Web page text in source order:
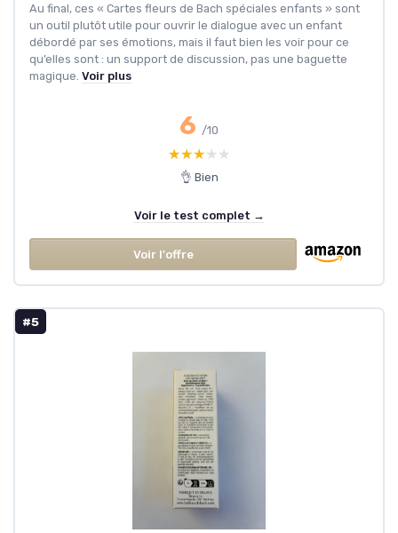
Au final, ces « Cartes fleurs de Bach spéciales enfants » sont
un outil plutôt utile pour ouvrir le dialogue avec un enfant
débordé par ses émotions, mais il faut bien les voir pour ce
qu’elles sont : un support de discussion, pas une baguette
magique. Voir plus
6 /10
★★★★★
★★★★★
👌 Bien
Voir le test complet →
Voir l'offre
#5